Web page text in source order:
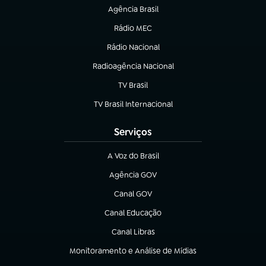
Agência Brasil
(abre em nova aba)
Rádio MEC
(abre em nova aba)
Rádio Nacional
Radioagência Nacional
(abre em nova aba)
TV Brasil
(abre em nova aba)
TV Brasil Internacional
(abre em nova aba)
Serviços
A Voz do Brasil
(abre em nova aba)
Agência GOV
(abre em nova aba)
Canal GOV
(abre em nova aba)
Canal Educação
(abre em nova aba)
Canal Libras
(abre em nova aba)
Monitoramento e Análise de Mídias
(abre em nova aba)